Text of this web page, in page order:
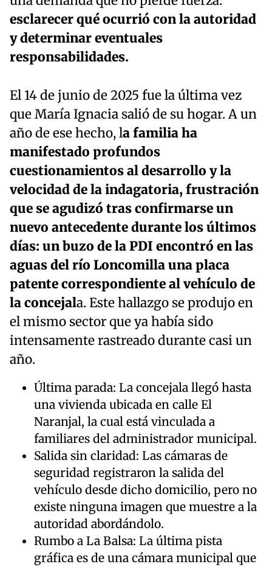
esclarecer qué ocurrió con la autoridad
y determinar eventuales
responsabilidades.
El 14 de junio de 2025 fue la última vez
que María Ignacia salió de su hogar. A un
año de ese hecho, la familia ha
manifestado profundos
cuestionamientos al desarrollo y la
velocidad de la indagatoria, frustración
que se agudizó tras confirmarse un
nuevo antecedente durante los últimos
días: un buzo de la PDI encontró en las
aguas del río Loncomilla una placa
patente correspondiente al vehículo de
la concejala. Este hallazgo se produjo en
el mismo sector que ya había sido
intensamente rastreado durante casi un
año.
Última parada: La concejala llegó hasta
una vivienda ubicada en calle El
Naranjal, la cual está vinculada a
familiares del administrador municipal.
Salida sin claridad: Las cámaras de
seguridad registraron la salida del
vehículo desde dicho domicilio, pero no
existe ninguna imagen que muestre a la
autoridad abordándolo.
Rumbo a La Balsa: La última pista
gráfica es de una cámara municipal que